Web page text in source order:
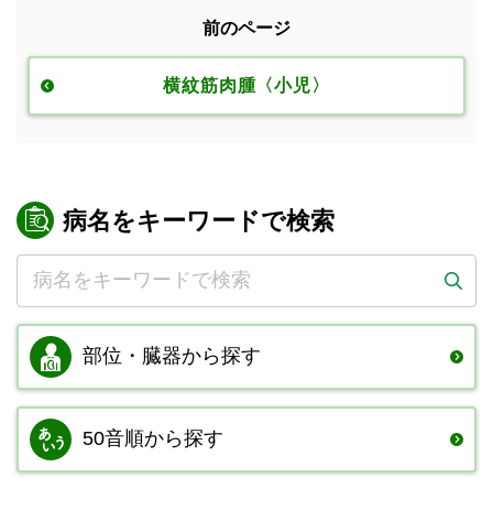
前のページ
横紋筋肉腫〈小児〉
病名をキーワードで検索
部位・臓器から探す
50音順から探す